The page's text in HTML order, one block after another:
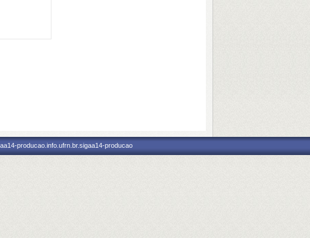
producao.info.ufrn.br.sigaa14-producao